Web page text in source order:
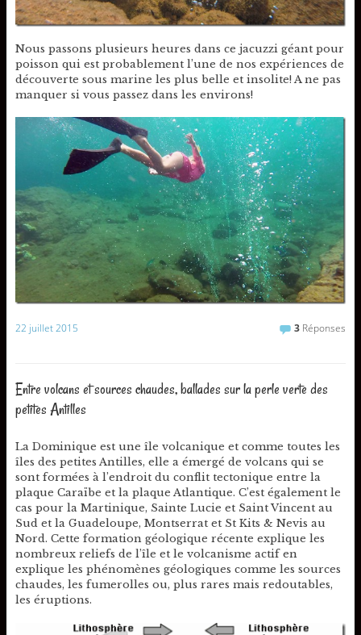
Nous passons plusieurs heures dans ce jacuzzi géant pour
poisson qui est probablement l’une de nos expériences de
découverte sous marine les plus belle et insolite! A ne pas
manquer si vous passez dans les environs!
22 juillet 2015 3 Réponses
Entre volcans et sources chaudes, ballades sur la perle verte des
petites Antilles
La Dominique est une île volcanique et comme toutes les
îles des petites Antilles, elle a émergé de volcans qui se
sont formées à l’endroit du conflit tectonique entre la
plaque Caraïbe et la plaque Atlantique. C’est également le
cas pour la Martinique, Sainte Lucie et Saint Vincent au
Sud et la Guadeloupe, Montserrat et St Kits & Nevis au
Nord. Cette formation géologique récente explique les
nombreux reliefs de l’île et le volcanisme actif en
explique les phénomènes géologiques comme les sources
chaudes, les fumerolles ou, plus rares mais redoutables,
les éruptions.